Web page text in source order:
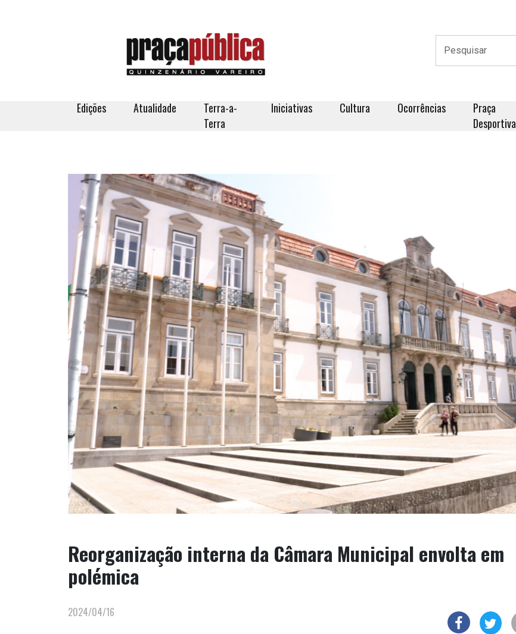
Edições Atualidade
Terra-a-
Terra
Iniciativas Cultura Ocorrências
Praça
Desportiva
Reorganização interna da Câmara Municipal envolta em
polémica
2024/04/16